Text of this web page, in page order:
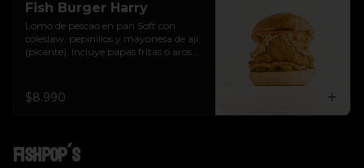
Fish Burger Harry
Lomo de pescao en pan Soft con
coleslaw, pepinillos y mayonesa de ají
(picante). Incluye papas fritas o aros de
$8.990
FishPop´s